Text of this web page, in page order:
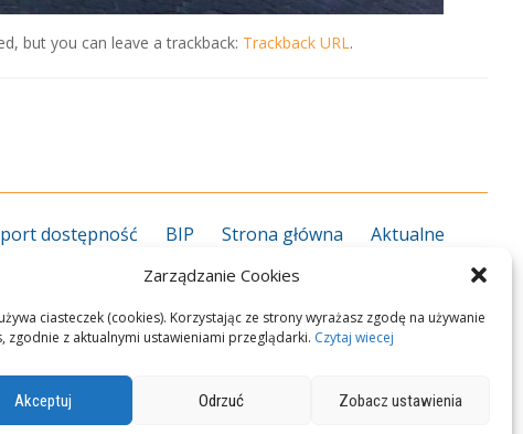
Zarządzanie Cookies
ciasteczek (cookies). Korzystając ze strony wyrażasz zgodę na używanie
zgodnie z aktualnymi ustawieniami przeglądarki. Czytaj wiecej
Akceptuj Odrzuć Zobacz ustawienia
but you can leave a trackback: Trackback URL.
dostępność BIP Strona główna
Aktualne
Kalendarz roku szkolnego
Kierunki kształcenia 2026/2027
Dyrekcja Nauczyciele Pedagog/psycholog
Plan
zawodowy Przedmioty zawodowe
Podręczniki
Lokalizacja i dojazd